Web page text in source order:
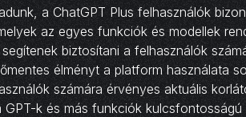
a ChatGPT Plus felhasználók
az egyes funkciók és modellek
biztosítani a felhasználók
élményt a platform használata
számára érvényes aktuális
GPT-k és más funkciók kulcsfontosságú